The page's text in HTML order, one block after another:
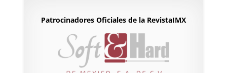
Patrocinadores Oficiales de la RevistaIMX